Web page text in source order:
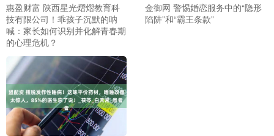
惠盈财富 陕西星光熠熠教育科
技有限公司！乖孩子沉默的呐
喊：家长如何识别并化解青春期
的心理危机？
金御网 警惕婚恋服务中的“隐形
陷阱”和“霸王条款”